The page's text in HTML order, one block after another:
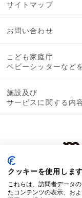
サイトマップ
お問い合わせ
こども家庭庁
ベビーシッターなど
施設及び
サービスに関する内
クッキーを使用します
これらは、訪問者データ
たコンテンツの表示、お